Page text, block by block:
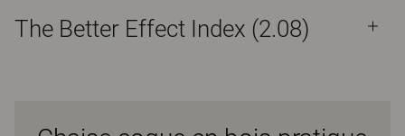
The Better Effect Index (2.08)